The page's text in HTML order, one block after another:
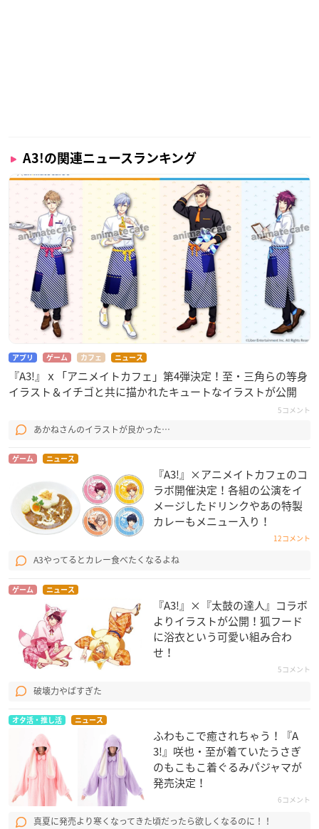
A3!の関連ニュースランキング
アプリ ゲーム カフェ ニュース
『A3!』ｘ「アニメイトカフェ」第4弾決定！至・三角らの等身
イラスト＆イチゴと共に描かれたキュートなイラストが公開
5コメント
あかねさんのイラストが良かった…
ゲーム ニュース
『A3!』×アニメイトカフェのコ
ラボ開催決定！各組の公演をイ
メージしたドリンクやあの特製
カレーもメニュー入り！
12コメント
A3やってるとカレー食べたくなるよね
ゲーム ニュース
『A3!』×『太鼓の達人』コラボ
よりイラストが公開！狐フード
に浴衣という可愛い組み合わ
せ！
5コメント
破壊力やばすぎた
オタ活・推し活 ニュース
ふわもこで癒されちゃう！『A
3!』咲也・至が着ていたうさぎ
のもこもこ着ぐるみパジャマが
発売決定！
6コメント
真夏に発売より寒くなってきた頃だったら欲しくなるのに！！